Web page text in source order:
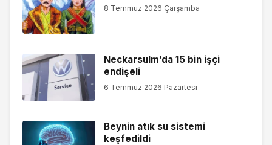
8 Temmuz 2026 Çarşamba
Neckarsulm’da 15 bin işçi
endişeli
6 Temmuz 2026 Pazartesi
Beynin atık su sistemi
keşfedildi